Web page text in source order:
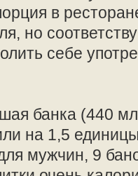
в
но
себе
банка (440
на 1,5
мужчин, 9